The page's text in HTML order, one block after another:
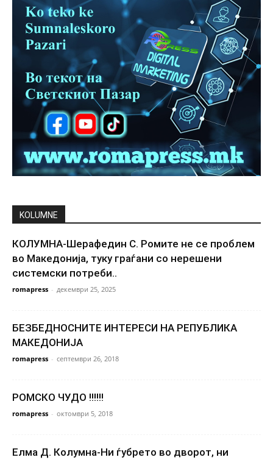
KOLUMNE
КОЛУМНА-Шерафедин С. Ромите не се проблем
во Македонија, туку граѓани со нерешени
системски потреби..
romapress - декември 25, 2025
БЕЗБЕДНОСНИТЕ ИНТЕРЕСИ НА РЕПУБЛИКА
МАКЕДОНИЈА
romapress - септември 26, 2018
РОМСКО ЧУДО !!!!!!
romapress - октомври 5, 2018
Елма Д. Колумна-Ни ѓубрето во дворот, ни